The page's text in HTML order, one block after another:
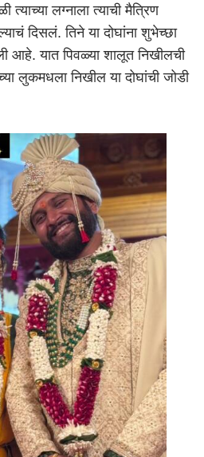
त्याच्या लग्नाला त्याची मैत्रिण
दिसलं. तिने या दोघांना शुभेच्छा
आहे. यात पिवळ्या शालूत निखीलची
लुकमधला निखील या दोघांची जोडी